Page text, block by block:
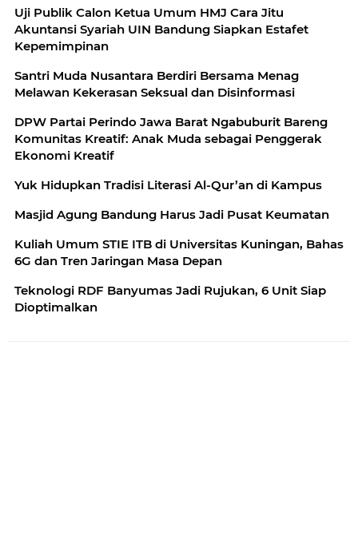
Uji Publik Calon Ketua Umum HMJ Cara Jitu
Akuntansi Syariah UIN Bandung Siapkan Estafet
Kepemimpinan
Santri Muda Nusantara Berdiri Bersama Menag
Melawan Kekerasan Seksual dan Disinformasi
DPW Partai Perindo Jawa Barat Ngabuburit Bareng
Komunitas Kreatif: Anak Muda sebagai Penggerak
Ekonomi Kreatif
Yuk Hidupkan Tradisi Literasi Al-Qur’an di Kampus
Masjid Agung Bandung Harus Jadi Pusat Keumatan
Kuliah Umum STIE ITB di Universitas Kuningan, Bahas
6G dan Tren Jaringan Masa Depan
Teknologi RDF Banyumas Jadi Rujukan, 6 Unit Siap
Dioptimalkan